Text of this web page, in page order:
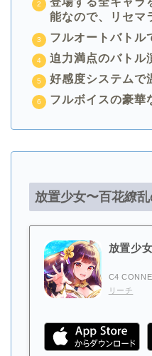
能なので、リセマ
フルオートバトル
迫力満点のバトル
好感度システムで
フルボイスの豪華
放置少女〜百花繚
放置少
C4
リーチ